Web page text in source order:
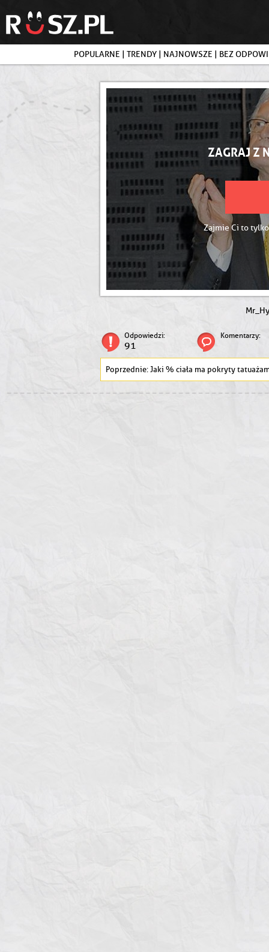
POPULARNE | TRENDY | NAJNOWSZE | BEZ
ZAGRAJ Z
Zajmie Ci to
Odpowiedzi:
91
Komentarzy:
Jaki % ciała ma pokryty